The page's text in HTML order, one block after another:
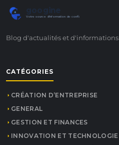
Votre source d'information de confiance
Blog d'actualités et d'informations
CATÉGORIES
CRÉATION D’ENTREPRISE
GENERAL
GESTION ET FINANCES
INNOVATION ET TECHNOLOGIE